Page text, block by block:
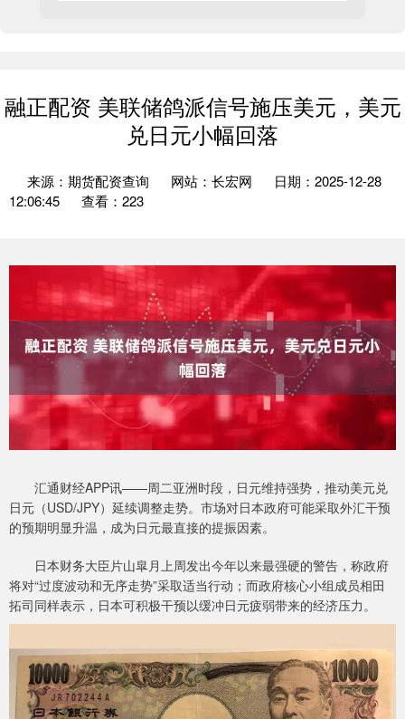
融正配资 美联储鸽派信号施压美元，美元
兑日元小幅回落
来源：期货配资查询 网站：长宏网
日期：2025-12-28
12:06:45
查看：223
汇通财经APP讯——周二亚洲时段，日元维持强势，推动美元兑
日元（USD/JPY）延续调整走势。市场对日本政府可能采取外汇干预
的预期明显升温，成为日元最直接的提振因素。
日本财务大臣片山皐月上周发出今年以来最强硬的警告，称政府
将对“过度波动和无序走势”采取适当行动；而政府核心小组成员相田
拓司同样表示，日本可积极干预以缓冲日元疲弱带来的经济压力。